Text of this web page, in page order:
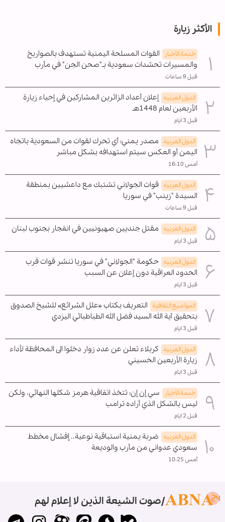
الأكثر زيارة
خدمة الأخبار
القوات المسلحة اليمنية تستهدف بالصواريخ
والمسيرات تحشدات سعودية بـ"صحن الجن" في مأرب
قبل 9 ساعات
الدول العربیه إعلان أعداد الزائرين المشاركين في إحياء زيارة
الأربعين لعام 1448هـ
قبل 3 ايام
الدول العربیه مصدر يمني: أي تحرك لقوات من السعودية باتجاه
اليمن أو العكس سيتم استهدافه بشكل مباشر
أمس 16:10
الدول العربیه قوات الجولاني تشتبك مع داعشيين بمنطقة
السيدة "زينب" في سوريا
قبل 9 ساعات
الدول العربیه مقتل جنديين صهيونيين في انفجار بجنوب لبنان
قبل 3 ايام
الدول العربیه حكومة "الجولاني" في سوريا تنشر قوات قرب
الحدود العراقية دون إعلان عن السبب
قبل 3 ايام
المواضیع الثقافية التعريف بكتاب «علل الشرائع» للشيخ الصدوق
بتحقيق آية الله السيد فضل الله الطباطبائي اليزدي
قبل 3 ايام
الدول العربیه كربلاء تعلن عن عدد زوار دخلوا الى المحافظة لأداء
زيارة الأربعين الحسيني
قبل 3 ايام
خدمة الأخبار
سي إن إن: تتخذ اتفاقية هرمز شكلها النهائي، ولكن
ليس بالشكل الذي أراده ترامب
قبل 2 ايام
الدول العربیه ضربة يمنية استباقية نوعية.. إفشال مخطط
سعودي عدواني من مأرب والوديعة
أمس 10:25
صوت الشيعة الذين لا إعلام لهم